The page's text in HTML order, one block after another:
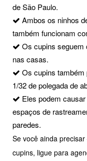
de São Paulo.
Ambos os ninhos
também funcionam
Os cupins seguem
nas casas.
Os cupins
1/32 de polegada de
Eles podem
espaços de
paredes.
Se você ainda
cupins, ligue para